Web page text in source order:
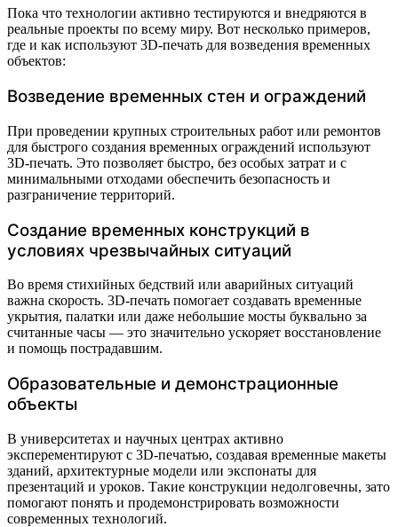
Пока что технологии активно тестируются и внедряются в
реальные проекты по всему миру. Вот несколько примеров,
где и как используют 3D-печать для возведения временных
объектов:
Возведение временных стен и ограждений
При проведении крупных строительных работ или ремонтов
для быстрого создания временных ограждений используют
3D-печать. Это позволяет быстро, без особых затрат и с
минимальными отходами обеспечить безопасность и
разграничение территорий.
Создание временных конструкций в
условиях чрезвычайных ситуаций
Во время стихийных бедствий или аварийных ситуаций
важна скорость. 3D-печать помогает создавать временные
укрытия, палатки или даже небольшие мосты буквально за
считанные часы — это значительно ускоряет восстановление
и помощь пострадавшим.
Образовательные и демонстрационные
объекты
В университетах и научных центрах активно
эксперементируют с 3D-печатью, создавая временные макеты
зданий, архитектурные модели или экспонаты для
презентаций и уроков. Такие конструкции недолговечны, зато
помогают понять и продемонстрировать возможности
современных технологий.